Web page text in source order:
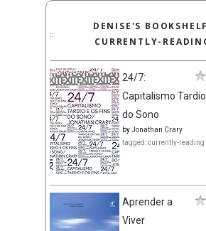
DENISE'S
CURRENTLY-
24/7:
Capitalismo
do Sono
byJonathan Crary
tagged: currently-reading
Aprender a
Viver